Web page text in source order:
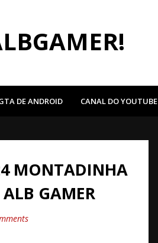
DE ANDROID CANAL DO YOUTUBE
MONTADINHA
GAMER